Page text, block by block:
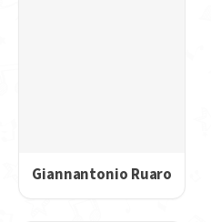
Giannantonio Ruaro